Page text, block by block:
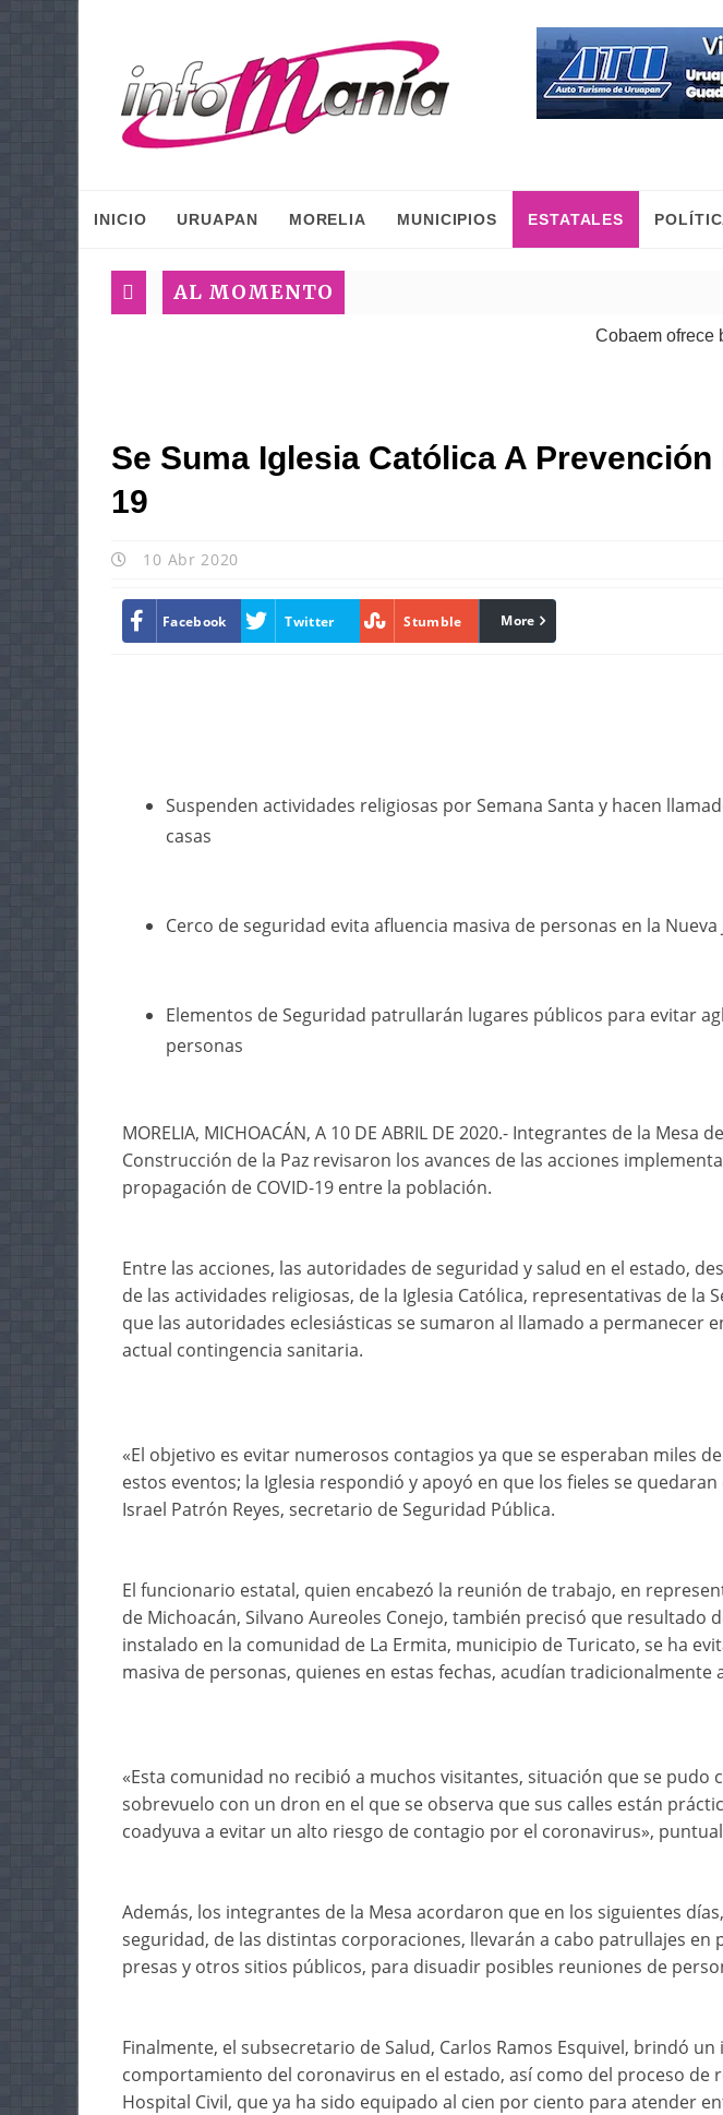
INICIO URUAPAN MORELIA MUNICIPIOS ESTATALES
AL MOMENTO
Cobaem ofrece
Se Suma Iglesia Católica A Prevención
19
10 Abr 2020
Facebook Twitter Stumble linkedin
More
Suspenden actividades religiosas por Semana Santa y hacen
casas
Cerco de seguridad evita afluencia masiva de personas en la Nueva
Elementos de Seguridad patrullarán lugares públicos para evitar
personas
MORELIA, MICHOACÁN, A 10 DE ABRIL DE 2020.- Integrantes de la Mesa
Construcción de la Paz revisaron los avances de las acciones
propagación de COVID-19 entre la población.
Entre las acciones, las autoridades de seguridad y salud en el estado,
de las actividades religiosas, de la Iglesia Católica, representativas de la
que las autoridades eclesiásticas se sumaron al llamado a permanecer
actual contingencia sanitaria.
«El objetivo es evitar numerosos contagios ya que se esperaban miles
estos eventos; la Iglesia respondió y apoyó en que los fieles se quedaran
Israel Patrón Reyes, secretario de Seguridad Pública.
El funcionario estatal, quien encabezó la reunión de trabajo, en
de Michoacán, Silvano Aureoles Conejo, también precisó que resultado
instalado en la comunidad de La Ermita, municipio de Turicato, se ha
masiva de personas, quienes en estas fechas, acudían tradicionalmente
«Esta comunidad no recibió a muchos visitantes, situación que se pudo
sobrevuelo con un dron en el que se observa que sus calles están
coadyuva a evitar un alto riesgo de contagio por el coronavirus»,
Además, los integrantes de la Mesa acordaron que en los siguientes
seguridad, de las distintas corporaciones, llevarán a cabo patrullajes en
presas y otros sitios públicos, para disuadir posibles reuniones de
Finalmente, el subsecretario de Salud, Carlos Ramos Esquivel, brindó
comportamiento del coronavirus en el estado, así como del proceso de
Hospital Civil, que ya ha sido equipado al cien por ciento para atender